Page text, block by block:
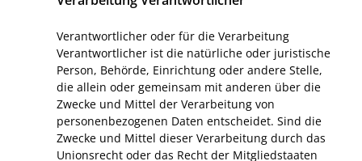
Verantwortlicher oder für die Verarbeitung
Verantwortlicher ist die natürliche oder juristische
Person, Behörde, Einrichtung oder andere Stelle,
die allein oder gemeinsam mit anderen über die
Zwecke und Mittel der Verarbeitung von
personenbezogenen Daten entscheidet. Sind die
Zwecke und Mittel dieser Verarbeitung durch das
Unionsrecht oder das Recht der Mitgliedstaaten